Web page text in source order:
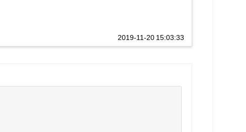
2019-11-20 15:03:33